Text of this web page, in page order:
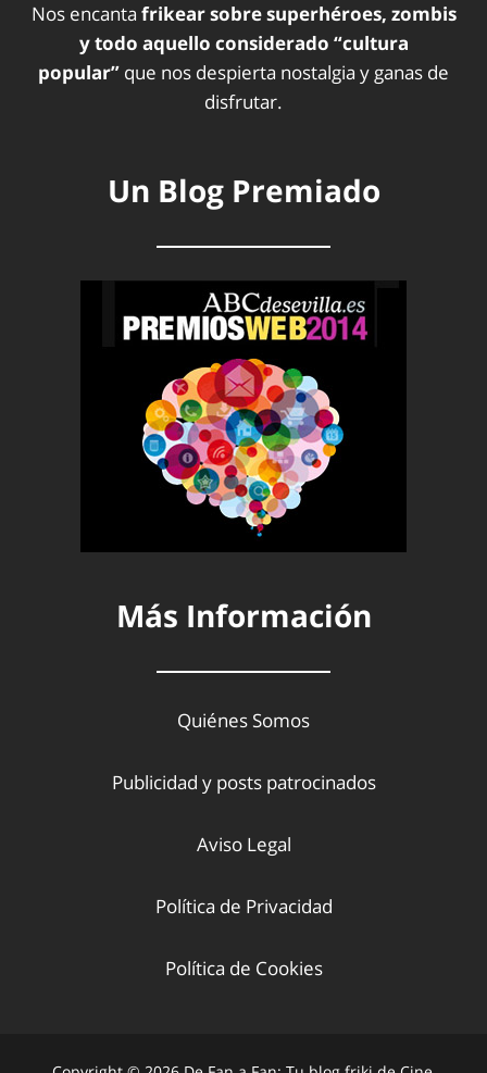
Nos encanta frikear sobre superhéroes, zombis
y todo aquello considerado “cultura
popular” que nos despierta nostalgia y ganas de
disfrutar.
Un Blog Premiado
Más Información
Quiénes Somos
Publicidad y posts patrocinados
Aviso Legal
Política de Privacidad
Política de Cookies